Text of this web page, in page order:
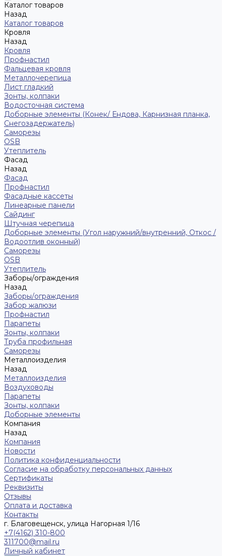
Каталог товаров
Назад
Каталог товаров
Кровля
Назад
Кровля
Профнастил
Фальцевая кровля
Металлочерепица
Лист гладкий
Зонты, колпаки
Водосточная система
Доборные элементы (Конек/ Ендова, Карнизная планка,
Снегозадержатель)
Саморезы
ОSB
Утеплитель
Фасад
Назад
Фасад
Профнастил
Фасадные кассеты
Линеарные панели
Сайдинг
Штучная черепица
Доборные элементы (Угол наружний/внутренний, Откос /
Водоотлив оконный)
Саморезы
OSB
Утеплитель
Заборы/ограждения
Назад
Заборы/ограждения
Забор жалюзи
Профнастил
Парапеты
Зонты, колпаки
Труба профильная
Саморезы
Металлоизделия
Назад
Металлоизделия
Воздуховоды
Парапеты
Зонты, колпаки
Доборные элементы
Компания
Назад
Компания
Новости
Политика конфиденциальности
Согласие на обработку персональных данных
Сертификаты
Реквизиты
Отзывы
Оплата и доставка
Контакты
г. Благовещенск, улица Нагорная 1/16
+7(4162) 310-800
311700@mail.ru
Личный кабинет